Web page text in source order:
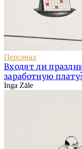
Персонал
Входят ли
заработную
Inga Zāle